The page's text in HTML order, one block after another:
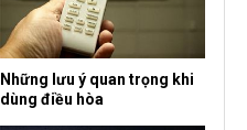
Những lưu ý quan trọng khi
dùng điều hòa